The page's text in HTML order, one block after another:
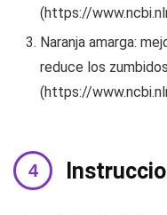
(https://
Naranja amarga:
reduce los
(https://